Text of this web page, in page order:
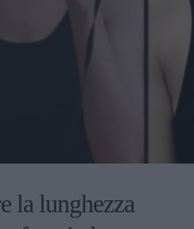
la lunghezza